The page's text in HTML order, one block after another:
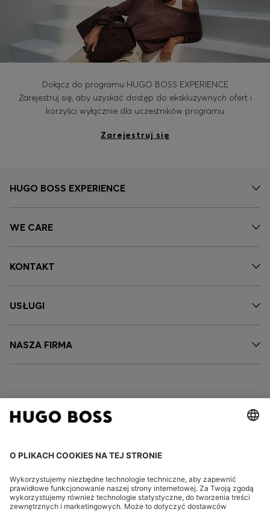
Dołącz do programu HUGO BOSS EXPERIENCE
Zarejestruj się, aby uzyskać dostęp do ekskluzywnych ofert i
korzyści wyłącznie dla uczestników programu
Zarejestruj się
HUGO BOSS EXPERIENCE
WE CARE
KONTAKT
USŁUGI
NASZA FIRMA
FOLLOW US
CHANGE COUNTRY: